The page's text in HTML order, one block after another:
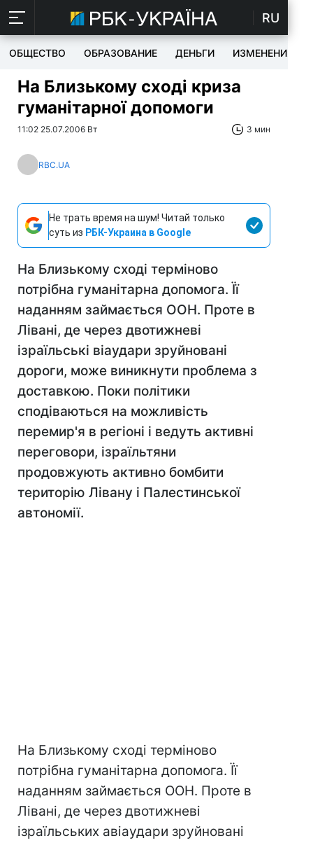
RU
ОБЩЕСТВО ОБРАЗОВАНИЕ ДЕНЬГИ ИЗМЕНЕНИЯ
На Близькому сході криза
гуманітарної допомоги
11:02 25.07.2006 Вт 3 мин
RBC.UA
Не трать время на шум! Читай только
суть из РБК-Украина в Google
На Близькому сході терміново
потрібна гуманітарна допомога. Її
наданням займається ООН. Проте в
Лівані, де через двотижневі
ізраїльські віаудари зруйновані
дороги, може виникнути проблема з
доставкою. Поки політики
сподіваються на можливість
перемир'я в регіоні і ведуть активні
переговори, ізраїльтяни
продовжують активно бомбити
територію Лівану і Палестинської
автономії.
На Близькому сході терміново
потрібна гуманітарна допомога. Її
наданням займається ООН. Проте в
Лівані, де через двотижневі
ізраїльських авіаудари зруйновані